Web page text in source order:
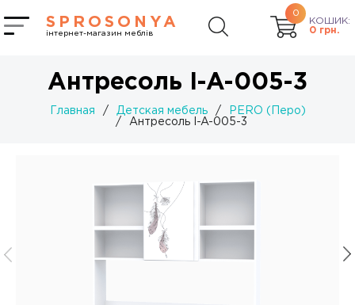
SPROSONYA
інтернет-магазин меблів
0
КОШИК:
0 грн.
Антресоль I-A-005-3
Главная / Детская мебель /
PERO (Перо)
/
Антресоль I-A-005-3